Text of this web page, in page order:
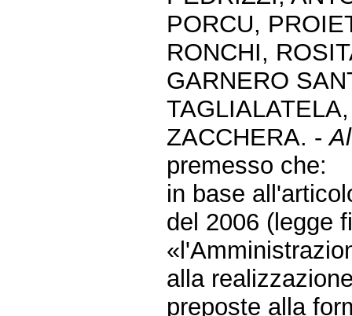
PORCU,
RONCHI,
GARNERO
ZACCHERA. -
premesso che:
in base
del 2006 (legge
alla
preposte alla